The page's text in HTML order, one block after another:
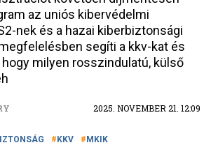
az uniós kibervédelmi
nek és a hazai kiberbiztonsági
segíti a kkv-kat és
milyen rosszindulatú, külső
2025. NOVEMBER 21. 12:09
KKV MKIK